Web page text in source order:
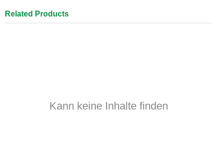
Related Products
Kann keine Inhalte finden